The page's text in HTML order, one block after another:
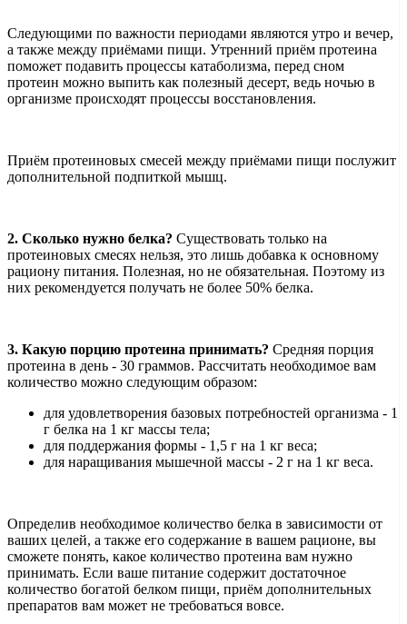
Следующими по важности периодами являются утро и вечер,
а также между приёмами пищи. Утренний приём протеина
поможет подавить процессы катаболизма, перед сном
протеин можно выпить как полезный десерт, ведь ночью в
организме происходят процессы восстановления.
Приём протеиновых смесей между приёмами пищи послужит
дополнительной подпиткой мышц.
2. Сколько нужно белка? Существовать только на
протеиновых смесях нельзя, это лишь добавка к основному
рациону питания. Полезная, но не обязательная. Поэтому из
них рекомендуется получать не более 50% белка.
3. Какую порцию протеина принимать? Средняя порция
протеина в день - 30 граммов. Рассчитать необходимое вам
количество можно следующим образом:
для удовлетворения базовых потребностей организма - 1
г белка на 1 кг массы тела;
для поддержания формы - 1,5 г на 1 кг веса;
для наращивания мышечной массы - 2 г на 1 кг веса.
Определив необходимое количество белка в зависимости от
ваших целей, а также его содержание в вашем рационе, вы
сможете понять, какое количество протеина вам нужно
принимать. Если ваше питание содержит достаточное
количество богатой белком пищи, приём дополнительных
препаратов вам может не требоваться вовсе.